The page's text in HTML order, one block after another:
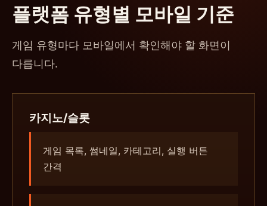
플랫폼 유형별 모바일 기준
게임 유형마다 모바일에서 확인해야 할 화면이
다릅니다.
카지노/슬롯
게임 목록, 썸네일, 카테고리, 실행 버튼
간격